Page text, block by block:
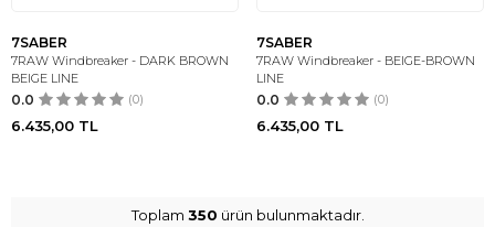
7SABER
7RAW Windbreaker - DARK BROWN
BEIGE LINE
0.0 (0)
6.435,00 TL
7SABER
7RAW Windbreaker - BEIGE-BROWN
LINE
0.0 (0)
6.435,00 TL
Toplam 350 ürün bulunmaktadır.